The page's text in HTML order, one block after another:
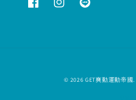
© 2026 GET爽動運動帝國